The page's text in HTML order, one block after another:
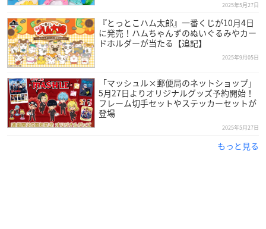
2025年5月27日
『とっとこハム太郎』一番くじが10月4日
に発売！ハムちゃんずのぬいぐるみやカー
ドホルダーが当たる【追記】
2025年9月05日
「マッシュル×郵便局のネットショップ」
5月27日よりオリジナルグッズ予約開始！
フレーム切手セットやステッカーセットが
登場
2025年5月27日
もっと見る